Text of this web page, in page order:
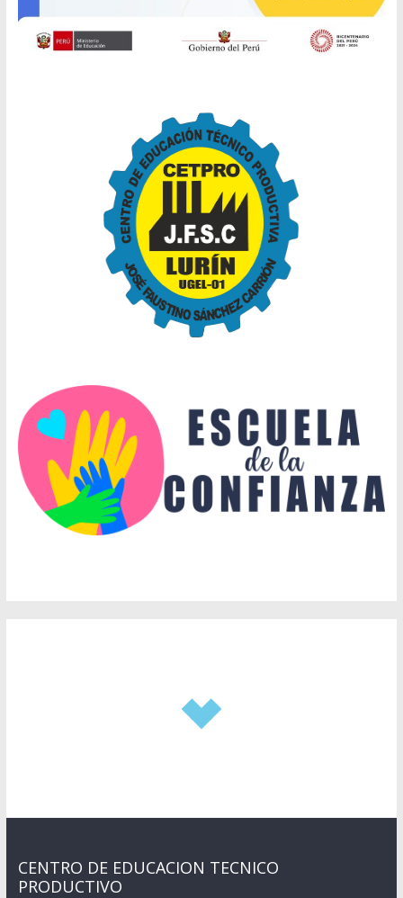
CENTRO DE EDUCACION TECNICO
PRODUCTIVO